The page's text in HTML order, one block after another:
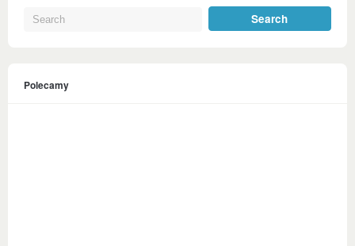
Polecamy